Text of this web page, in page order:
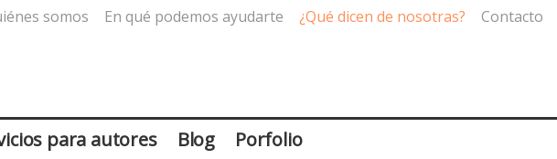
somos En qué podemos ayudarte ¿Qué dicen de nosotras? Contacto
para autores Blog Porfolio